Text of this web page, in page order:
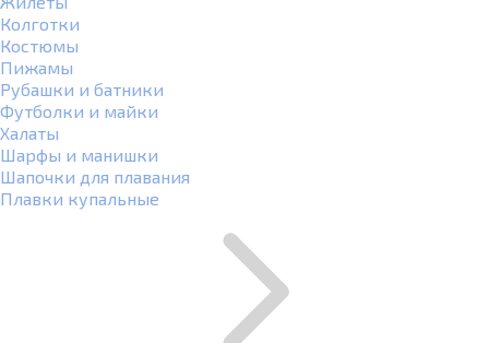
Колготки
Костюмы
Пижамы
Рубашки и батники
Футболки и майки
Халаты
Шарфы и манишки
Шапочки для плавания
Плавки купальные